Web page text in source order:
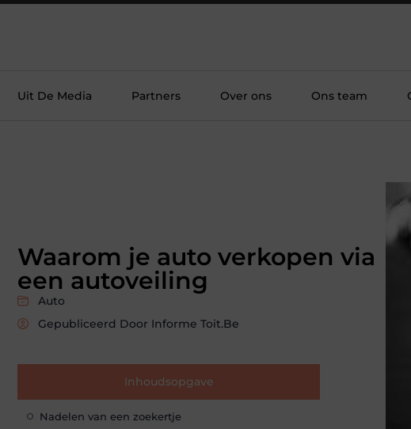
Uit De Media Partners Over ons Ons team
Waarom je auto verkopen via
een autoveiling
Auto
Gepubliceerd Door Informe Toit.be
Inhoudsopgave
Nadelen van een zoekertje